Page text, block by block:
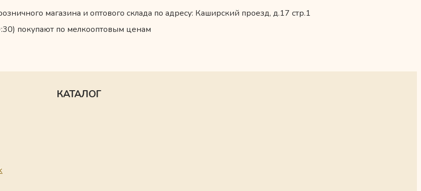
магазина и оптового склада по адресу: Каширский проезд, д.17 стр.1
покупают по мелкооптовым ценам
КАТАЛОГ